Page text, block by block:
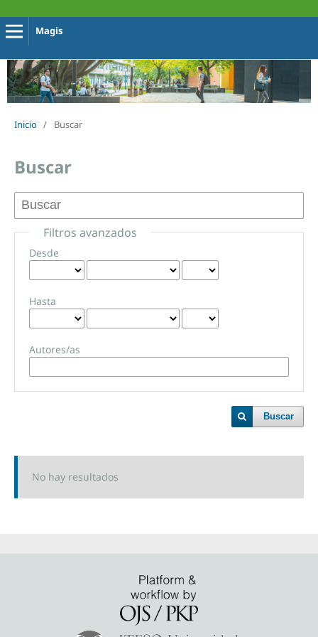
Magis
Inicio / Buscar
Buscar
Filtros avanzados
Desde
Hasta
Autores/as
Buscar
No hay resultados